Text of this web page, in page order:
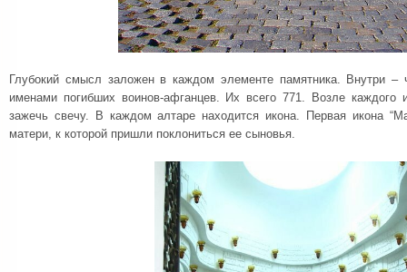
Глубокий смысл заложен в каждом элементе памятника. Внутри –
именами погибших воинов-афганцев. Их всего 771. Возле каждого
зажечь свечу. В каждом алтаре находится икона. Первая икона
матери, к которой пришли поклониться ее сыновья.